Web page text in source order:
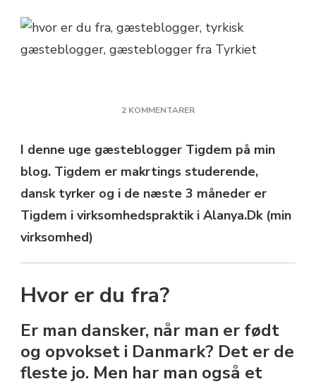
2 KOMMENTARERTIL
ER
DU
I denne uge gæsteblogger Tigdem på min
blog. Tigdem er makrtings studerende,
dansk tyrker og i de næste 3 måneder er
Tigdem i virksomhedspraktik i Alanya.Dk (min
virksomhed)
Hvor er du fra?
Er man dansker, når man er født
og opvokset i Danmark? Det er de
fleste jo. Men har man også et